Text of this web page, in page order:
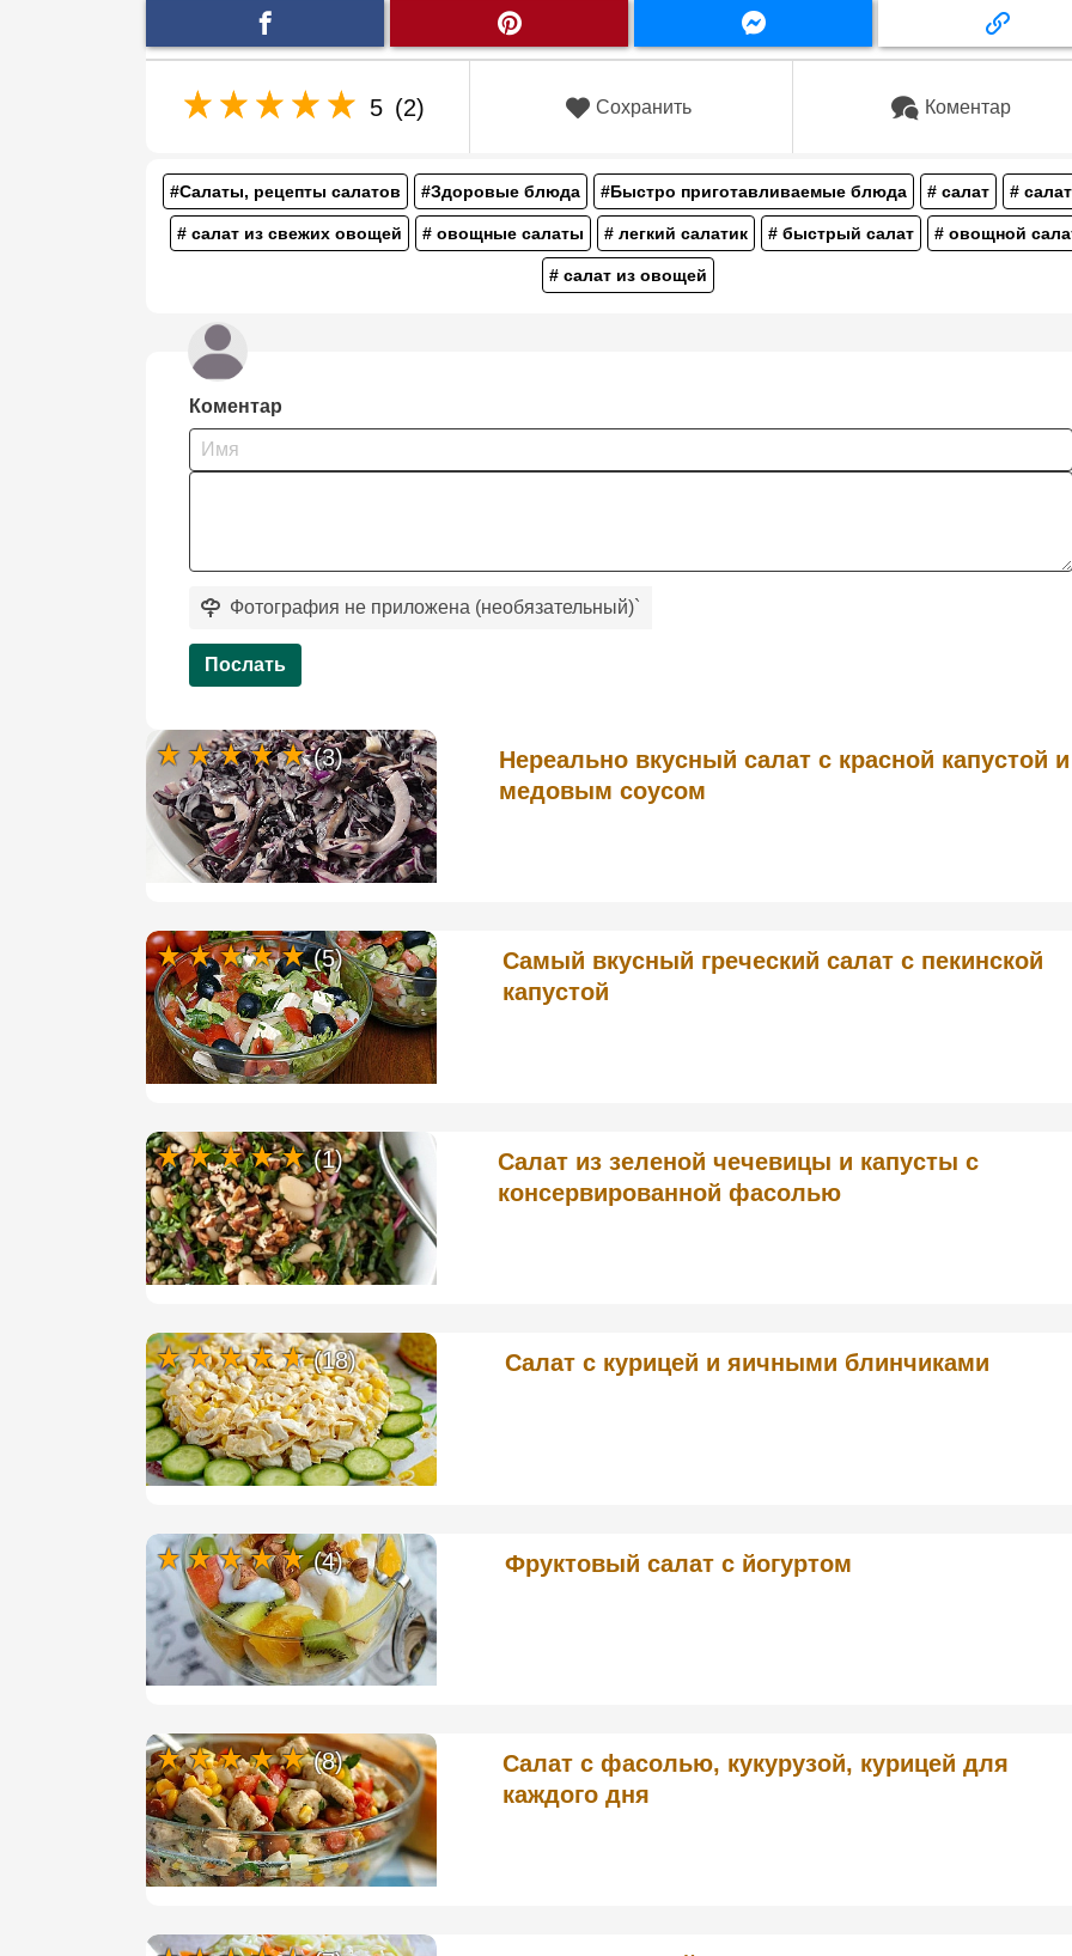
5 (2) Сохранить Коментар
#Салаты, рецепты салатов #Здоровые блюда #Быстро приготавливаемые блюда # салат #
# салат из свежих овощей # овощные салаты # легкий салатик # быстрый салат # овощной
# салат из овощей
Коментар
Фотография не приложена (необязательный)`
Послать
Нереально вкусный салат с красной капустой и
медовым соусом
(3)
Самый вкусный греческий салат с пекинской
капустой
(5)
Салат из зеленой чечевицы и капусты с
консервированной фасолью
(1)
Салат с курицей и яичными блинчиками
(18)
Фруктовый салат с йогуртом
(4)
Салат с фасолью, кукурузой, курицей для
каждого дня
(8)